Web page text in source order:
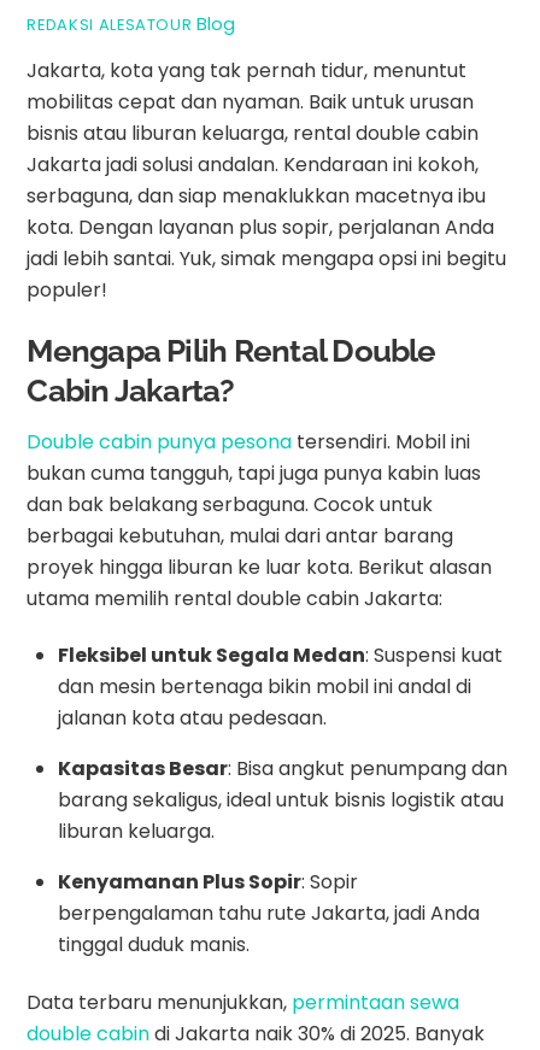
REDAKSI ALESATOUR Blog
Jakarta, kota yang tak pernah tidur, menuntut
mobilitas cepat dan nyaman. Baik untuk urusan
bisnis atau liburan keluarga, rental double cabin
Jakarta jadi solusi andalan. Kendaraan ini kokoh,
serbaguna, dan siap menaklukkan macetnya ibu
kota. Dengan layanan plus sopir, perjalanan Anda
jadi lebih santai. Yuk, simak mengapa opsi ini begitu
populer!
Mengapa Pilih Rental Double
Cabin Jakarta?
Double cabin punya pesona tersendiri. Mobil ini
bukan cuma tangguh, tapi juga punya kabin luas
dan bak belakang serbaguna. Cocok untuk
berbagai kebutuhan, mulai dari antar barang
proyek hingga liburan ke luar kota. Berikut alasan
utama memilih rental double cabin Jakarta:
Fleksibel untuk Segala Medan: Suspensi kuat
dan mesin bertenaga bikin mobil ini andal di
jalanan kota atau pedesaan.
Kapasitas Besar: Bisa angkut penumpang dan
barang sekaligus, ideal untuk bisnis logistik atau
liburan keluarga.
Kenyamanan Plus Sopir: Sopir
berpengalaman tahu rute Jakarta, jadi Anda
tinggal duduk manis.
Data terbaru menunjukkan, permintaan sewa
double cabindi Jakarta naik 30% di 2025. Banyak